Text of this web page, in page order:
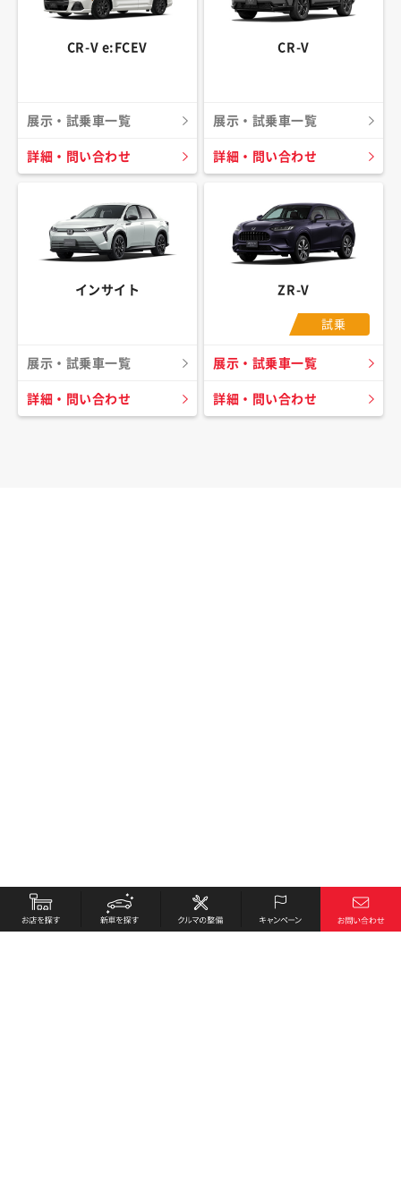
CR-V e:FCEV
展示・試乗車一覧
詳細・問い合わせ
CR-V
展示・試乗車一覧
詳細・問い合わせ
インサイト
展示・試乗車一覧
詳細・問い合わせ
ZR-V
試乗
展示・試乗車一覧
詳細・問い合わせ